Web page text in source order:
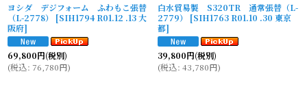
ヨシダ デジフォーム ふわもこ張替
（L-2778）
[SIH1794 R01.12 .13 大
阪府]
69,800円(税別)
(税込: 76,780円)
白水貿易製 S320TR 通常張替（L-
2779）
[SIH1763 R01.10 .30 東京
都]
39,800円(税別)
(税込: 43,780円)